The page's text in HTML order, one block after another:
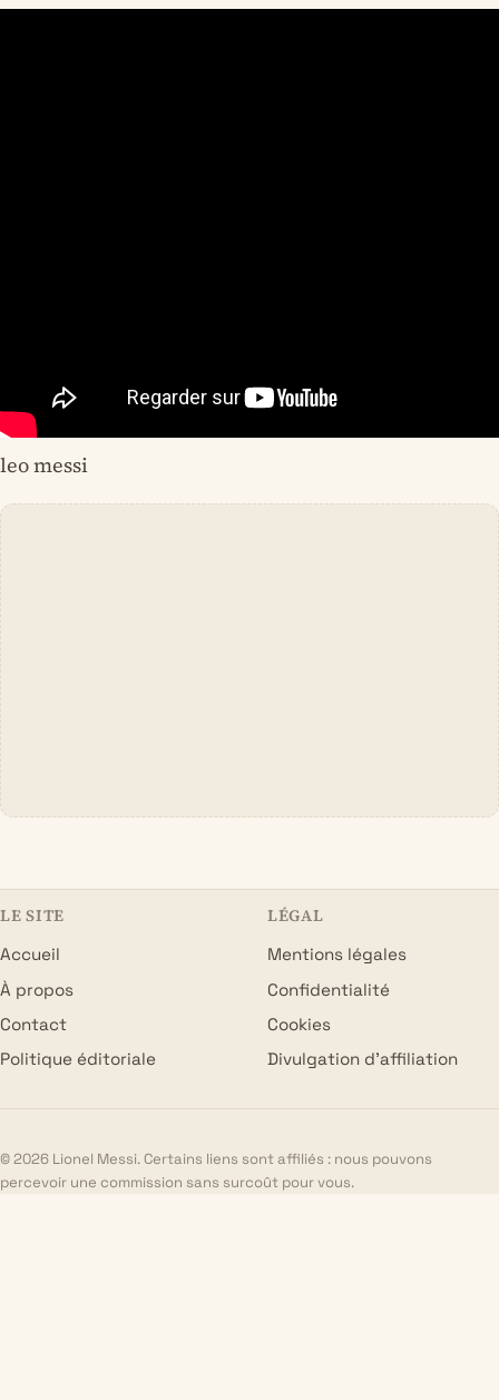
leo messi
LE SITE
Accueil
À propos
Contact
Politique éditoriale
LÉGAL
Mentions légales
Confidentialité
Cookies
Divulgation d’affiliation
© 2026 Lionel Messi. Certains liens sont affiliés : nous pouvons
percevoir une commission sans surcoût pour vous.